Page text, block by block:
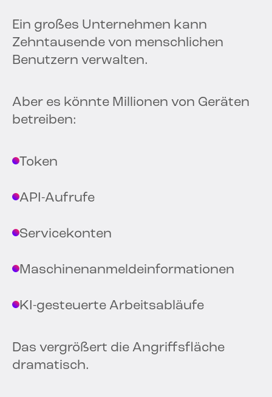
Ein großes Unternehmen kann
Zehntausende von menschlichen
Benutzern verwalten.
Aber es könnte Millionen von Geräten
betreiben:
Token
API-Aufrufe
Servicekonten
Maschinenanmeldeinformationen
KI-gesteuerte Arbeitsabläufe
Das vergrößert die Angriffsfläche
dramatisch.